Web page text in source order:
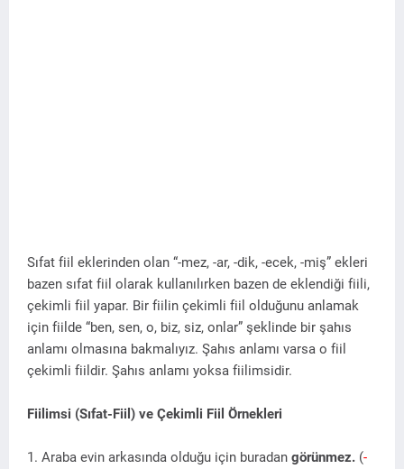
Sıfat fiil eklerinden olan “-mez, -ar, -dik, -ecek, -miş” ekleri
bazen sıfat fiil olarak kullanılırken bazen de eklendiği fiili,
çekimli fiil yapar. Bir fiilin çekimli fiil olduğunu anlamak
için fiilde “ben, sen, o, biz, siz, onlar” şeklinde bir şahıs
anlamı olmasına bakmalıyız. Şahıs anlamı varsa o fiil
çekimli fiildir. Şahıs anlamı yoksa fiilimsidir.
Fiilimsi (Sıfat-Fiil) ve Çekimli Fiil Örnekleri
1. Araba evin arkasında olduğu için buradan görünmez. (-